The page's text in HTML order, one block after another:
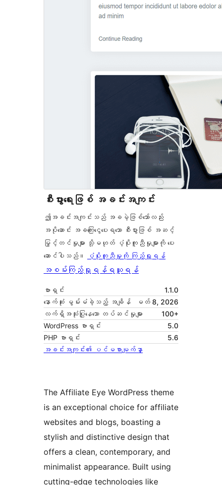
စီးပွားရေးဖြစ် အခင်းအကျင်း
ဤအခင်းအကျင်းသည် အခမဲ့ဖြစ်သော်လည်း
အပိုဆောင်း အခကြေးငွေပေးရသော စီးပွားဖြစ် အဆင့်
မြှင့်တင်မှုများ သို့မဟုတ် ပံ့ပိုးကူညီမှုများကို ပေး
ဆောင်ပါသည်။
ပံ့ပိုးကူညီမှုကို ကြည့်ရှုရန်
အစမ်းကြည့်ရှုရန် ရယူရန်
ဗားရှင်း
1.1.0
နောက်ဆုံး မွမ်းမံခဲ့သည့် အချိန်
မတ် 8, 2026
လက်ရှိအသုံးပြုနေသော တပ်ဆင်မှုများ
100+
WordPress ဗားရှင်း
5.0
PHP ဗားရှင်း
5.6
အခင်းအကျင်း၏ ပင်မစာမျက်နှာ
The Affiliate Eye WordPress theme
is an exceptional choice for affiliate
websites and blogs, boasting a
stylish and distinctive design that
offers a clean, contemporary, and
minimalist appearance. Built using
cutting-edge technologies like